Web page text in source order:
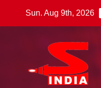
Sun. Aug 9th, 2026